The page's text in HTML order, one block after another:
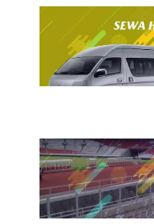
7 Agustus 2026
Sewa
7 Agustus 2026
Sewa Bus Ke